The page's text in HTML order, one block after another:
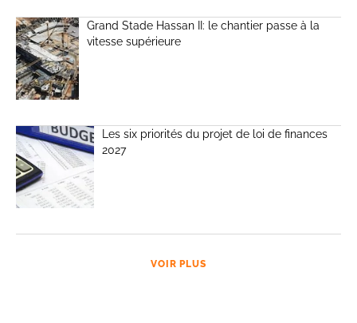
Grand Stade Hassan II: le chantier passe à la
vitesse supérieure
Les six priorités du projet de loi de finances
2027
VOIR PLUS